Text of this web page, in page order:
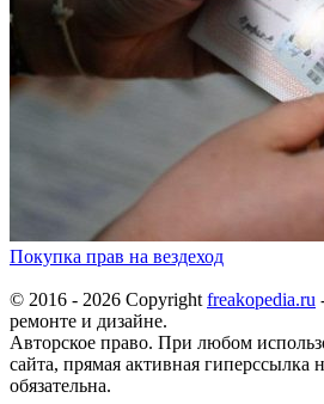
Покупка прав на вездеход
© 2016 - 2026 Copyright freakopedia.ru
ремонте и дизайне.
Авторское право. При любом
сайта, прямая активная гиперссылка
обязательна.